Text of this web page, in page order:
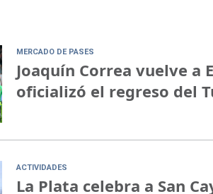
MERCADO DE PASES
Joaquín Correa vuelve a
oficializó el regreso del
ACTIVIDADES
La Plata celebra a San